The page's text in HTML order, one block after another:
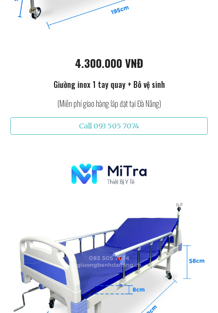
4.300.000 VNĐ
Giường inox 1 tay quay + Bô vệ sinh
(Miễn phí giao hàng lắp đặt tại Đà Nẵng)
Call 093 505 7074